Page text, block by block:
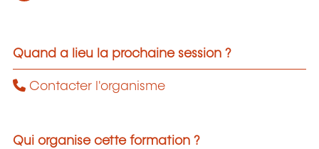
Quand a lieu la prochaine session ?
Contacter l'organisme
Qui organise cette formation ?